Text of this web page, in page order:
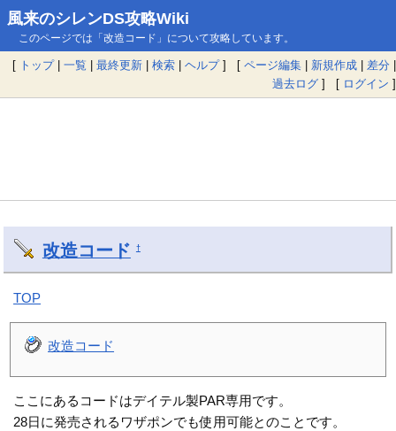
風来のシレンDS攻略Wiki
このページでは「改造コード」について攻略しています。
[ トップ| 一覧 | 最終更新 | 検索 | ヘルプ] [ ページ編集 | 新規作成 | 差分 |
過去ログ ] [ ログイン ]
改造コード †
TOP
改造コード
ここにあるコードはデイテル製PAR専用です。
28日に発売されるワザポンでも使用可能とのことです。